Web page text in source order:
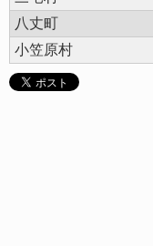
八丈町
小笠原村